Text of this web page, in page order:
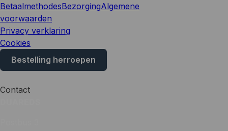
BetaalmethodesBezorgingAlgemene
voorwaarden
Privacy verklaring
Cookies
Bestelling herroepen
Contact